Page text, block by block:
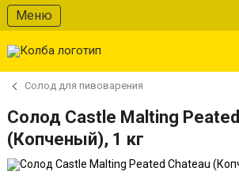
Меню
Солод для пивоварения
Солод Castle Malting
(Копченый), 1 кг